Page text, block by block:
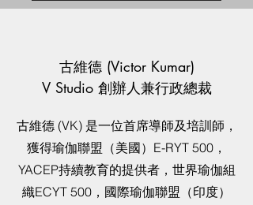
古維德 (Victor Kumar)
V Studio 創辦人兼行政總裁
古維德 (VK) 是一位首席導師及培訓師，
獲得瑜伽聯盟（美國）E-RYT 500，
YACEP持續教育的提供者，世界瑜伽組
織ECYT 500，國際瑜伽聯盟（印度）